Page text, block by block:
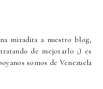
miradita a nuestro blog,
de mejorarlo ;) es
somos de Venezuela